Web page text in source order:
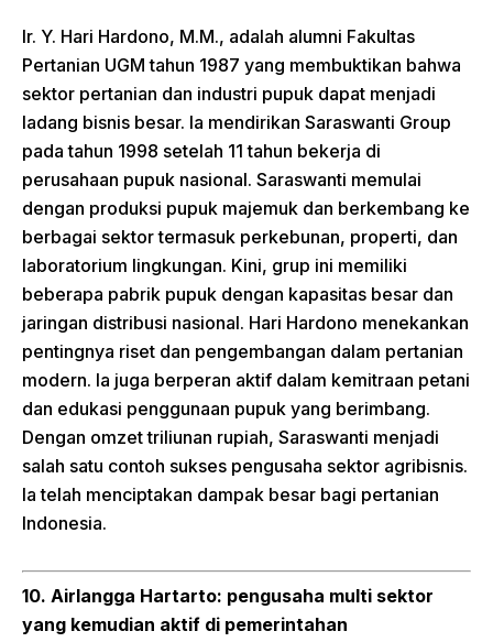
Ir. Y. Hari Hardono, M.M., adalah alumni Fakultas
Pertanian UGM tahun 1987 yang membuktikan bahwa
sektor pertanian dan industri pupuk dapat menjadi
ladang bisnis besar. Ia mendirikan Saraswanti Group
pada tahun 1998 setelah 11 tahun bekerja di
perusahaan pupuk nasional. Saraswanti memulai
dengan produksi pupuk majemuk dan berkembang ke
berbagai sektor termasuk perkebunan, properti, dan
laboratorium lingkungan. Kini, grup ini memiliki
beberapa pabrik pupuk dengan kapasitas besar dan
jaringan distribusi nasional. Hari Hardono menekankan
pentingnya riset dan pengembangan dalam pertanian
modern. Ia juga berperan aktif dalam kemitraan petani
dan edukasi penggunaan pupuk yang berimbang.
Dengan omzet triliunan rupiah, Saraswanti menjadi
salah satu contoh sukses pengusaha sektor agribisnis.
Ia telah menciptakan dampak besar bagi pertanian
Indonesia.
10. Airlangga Hartarto: pengusaha multi sektor
yang kemudian aktif di pemerintahan